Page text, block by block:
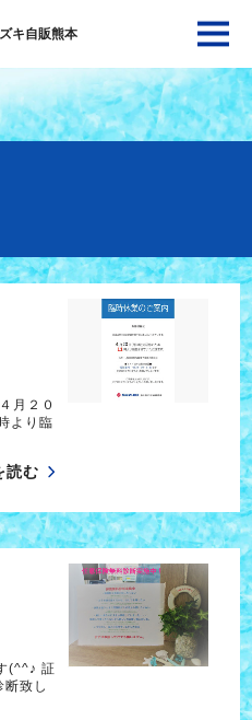
キ自販熊本
月２０
より臨
読む
(^^♪ 証
致し